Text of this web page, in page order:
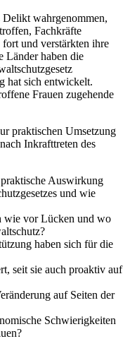
wahrgenommen,
Fachkräfte
und verstärkten ihre
Länder haben die
hat sich entwickelt.
Frauen zugehende
praktischen Umsetzung
Inkrafttreten des
Auswirkung
und wie
wie vor Lücken und wo
haben sich für die
seit sie auch proaktiv auf
auf Seiten der
Schwierigkeiten